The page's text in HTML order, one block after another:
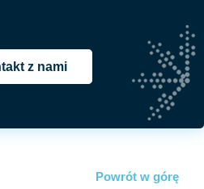
z nami
Powrót w górę